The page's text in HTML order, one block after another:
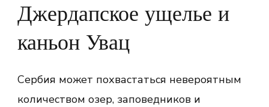
Джердапское ущелье и
каньон Увац
Сербия может похвастаться невероятным
количеством озер, заповедников и